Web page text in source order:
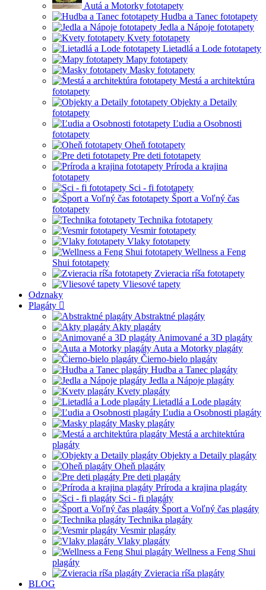
Autá a Motorky fototapety
Hudba a Tanec fototapety
Jedla a Nápoje fototapety
Kvety fototapety
Lietadlá a Lode fototapety
Mapy fototapety
Masky fototapety
Mestá a architektúra
fototapety
Objekty a Detaily
fototapety
Ľudia a Osobnosti
fototapety
Oheň fototapety
Pre deti fototapety
Príroda a krajina
fototapety
Sci - fi fototapety
Šport a Voľný čas
fototapety
Technika fototapety
Vesmir fototapety
Vlaky fototapety
Wellness a Feng
Shui fototapety
Zvieracia ríša fototapety
Vliesové tapety
Odznaky
Plagáty
Abstraktné plagáty
Akty plagáty
Animované a 3D plagáty
Auta a Motorky plagáty
Čierno-bielo plagáty
Hudba a Tanec plagáty
Jedla a Nápoje plagáty
Kvety plagáty
Lietadlá a Lode plagáty
Ľudia a Osobnosti plagáty
Masky plagáty
Mestá a architektúra
plagáty
Objekty a Detaily plagáty
Oheň plagáty
Pre deti plagáty
Príroda a krajina plagáty
Sci - fi plagáty
Šport a Voľný čas plagáty
Technika plagáty
Vesmir plagáty
Vlaky plagáty
Wellness a Feng Shui
plagáty
Zvieracia ríša plagáty
BLOG